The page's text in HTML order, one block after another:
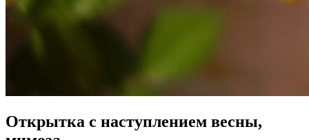
Открытка с наступлением весны,